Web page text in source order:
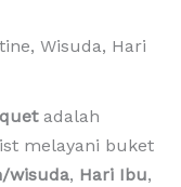
Wisuda, Hari
adalah
melayani buket
wisuda, Hari Ibu,